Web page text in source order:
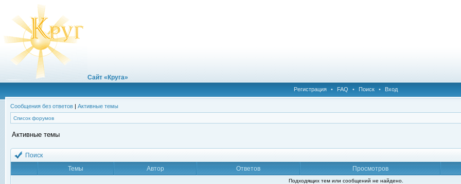
Сайт «Круга»
Регистрация • FAQ • Поиск • Вход
Сообщения без ответов | Активные темы
Список форумов
Активные темы
Поиск
Темы
Автор Ответов Просмотров
Подходящих тем или сообщений не найдено.